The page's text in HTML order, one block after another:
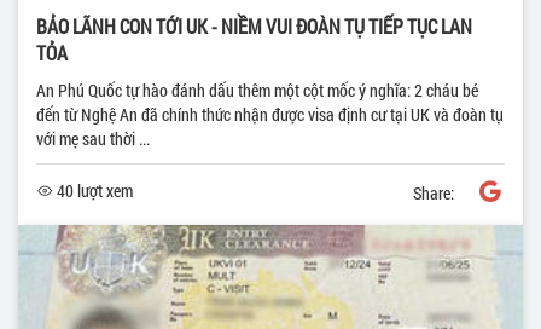
BẢO LÃNH CON TỚI UK - NIỀM VUI ĐOÀN TỤ TIẾP TỤC LAN
TỎA
An Phú Quốc tự hào đánh dấu thêm một cột mốc ý nghĩa: 2 cháu bé
đến từ Nghệ An đã chính thức nhận được visa định cư tại UK và đoàn tụ
với mẹ sau thời ...
40 lượt xem Share: